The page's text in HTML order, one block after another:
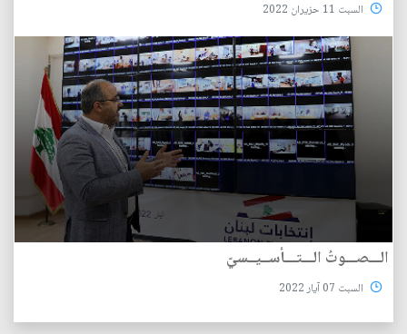
السبت 11 حزيران 2022
الـــصـــوتُ الـــتـــأســيــسيّ
السبت 07 آيار 2022